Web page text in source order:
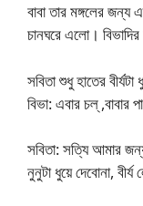
বাবা তার মঙ্গলের জন্য
চানঘরে এলো।
সবিতা শুধু হাতের
বিভা: এবার চল্ ,বাবার
সবিতা: সত্যি আমার
নুনুটা ধুয়ে দেবোনা,